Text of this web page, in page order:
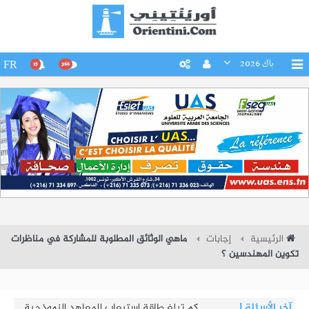
باك 2026 266
15
FR
الرئيسية إجابات
ماهي الوثائق المطلوبة للمشاركة في مناظرات
تكوين المهندسين ؟